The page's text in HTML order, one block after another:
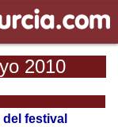
2010
festival